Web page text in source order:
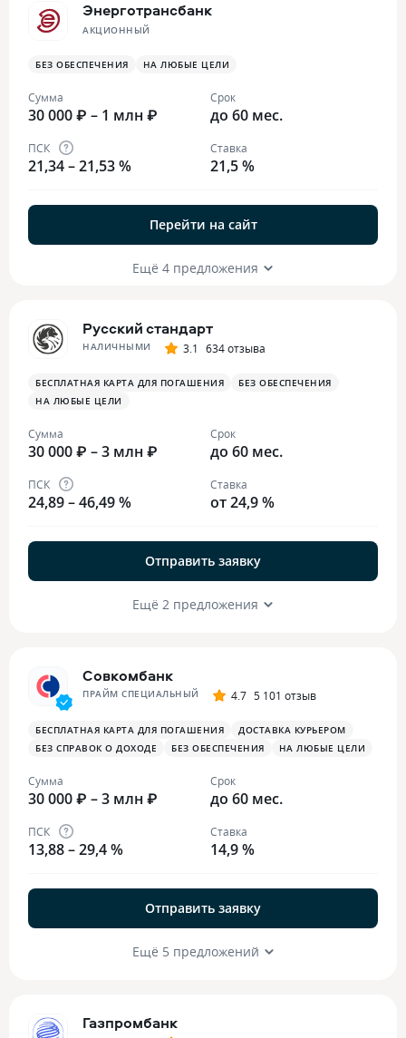
Энерготрансбанк
АКЦИОННЫЙ
БЕЗ ОБЕСПЕЧЕНИЯ НА ЛЮБЫЕ ЦЕЛИ
Сумма
30 000 ₽ – 1 млн ₽
Срок
до 60 мес.
ПСК
21,34 – 21,53 %
Ставка
21,5 %
Перейти на сайт
Ещё 4 предложения
Русский стандарт
НАЛИЧНЫМИ 3.1 634 отзыва
БЕСПЛАТНАЯ КАРТА ДЛЯ ПОГАШЕНИЯ
БЕЗ ОБЕСПЕЧЕНИЯ
НА ЛЮБЫЕ ЦЕЛИ
Сумма
30 000 ₽ – 3 млн ₽
Срок
до 60 мес.
ПСК
24,89 – 46,49 %
Ставка
от 24,9 %
Отправить заявку
Ещё 2 предложения
Совкомбанк
ПРАЙМ СПЕЦИАЛЬНЫЙ 4.7 5 101 отзыв
БЕСПЛАТНАЯ КАРТА ДЛЯ ПОГАШЕНИЯ
ДОСТАВКА КУРЬЕРОМ
БЕЗ СПРАВОК О ДОХОДЕ
БЕЗ ОБЕСПЕЧЕНИЯ НА ЛЮБЫЕ ЦЕЛИ
Сумма
30 000 ₽ – 3 млн ₽
Срок
до 60 мес.
ПСК
13,88 – 29,4 %
Ставка
14,9 %
Отправить заявку
Ещё 5 предложений
Газпромбанк